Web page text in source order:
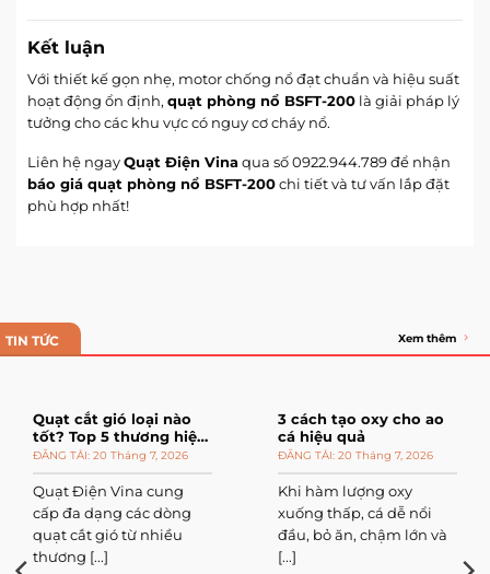
Kết luận
Với thiết kế gọn nhẹ, motor chống nổ đạt chuẩn và hiệu suất
hoạt động ổn định, quạt phòng nổ BSFT-200 là giải pháp lý
tưởng cho các khu vực có nguy cơ cháy nổ.
Liên hệ ngayQuạt Điện Vinaqua số 0922.944.789 để nhận
báo giá quạt phòng nổ BSFT-200chi tiết và tư vấn lắp đặt
phù hợp nhất!
TIN TỨC Xem thêm
Quạt cắt gió loại nào
tốt? Top 5 thương hiệu
đáng mua20 Tháng 7, 2026
Quạt Điện Vina cung
cấp đa dạng các dòng
quạt cắt gió từ nhiều
thương [...]
3 cách tạo oxy cho ao
cá hiệu quả
20 Tháng 7, 2026
Khi hàm lượng oxy
xuống thấp, cá dễ nổi
đầu, bỏ ăn, chậm lớn và
[...]